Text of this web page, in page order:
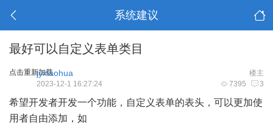
系统建议
最好可以自定义表单类目
点击重新加载 楼主
jyxiaohua
7395 3
2023-12-1 16:27:24
希望开发者开发一个功能，自定义表单的表头，可以更加使
用者自由添加，如